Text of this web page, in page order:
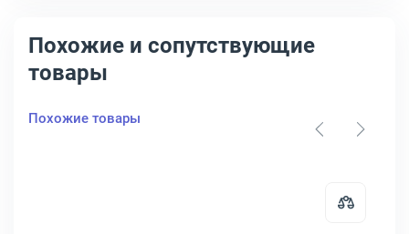
Похожие и сопутствующие
товары
Похожие товары